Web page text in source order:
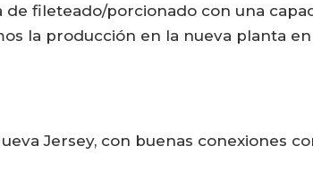
de fileteado/porcionado con una
la producción en la nueva planta
Jersey, con buenas conexiones